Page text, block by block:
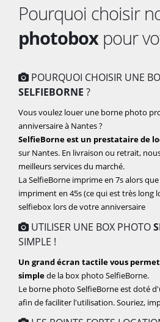
Pourquoi choisir
photoboxpour
POURQUOI CHOISIR UNE
SELFIEBORNE ?
Vous voulez louer une borne photo
anniversaire à Nantes ?
SelfieBorne est un prestataire de
sur Nantes. En livraison ou retrait,
meilleurs services du marché.
La SelfieBorne imprime en 7s alors
impriment en 45s (ce qui est très long
selfiebox lors de votre anniversaire
UTILISER UNE BOX PHOTO
SIMPLE !
Un grand écran tactile vous
simplede la box photo SelfieBorne.
Le borne photo SelfieBorne est doté
afin de faciliter l'utilisation. Souriez,